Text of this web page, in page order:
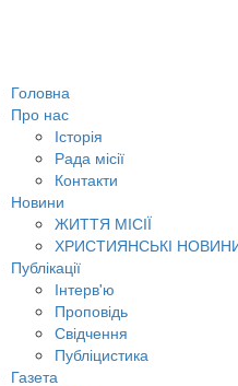
Головна
Про нас
Історія
Рада місії
Контакти
Новини
ЖИТТЯ МІСІЇ
ХРИСТИЯНСЬКІ
Публікації
Інтерв'ю
Проповідь
Свідчення
Публіцистика
Газета